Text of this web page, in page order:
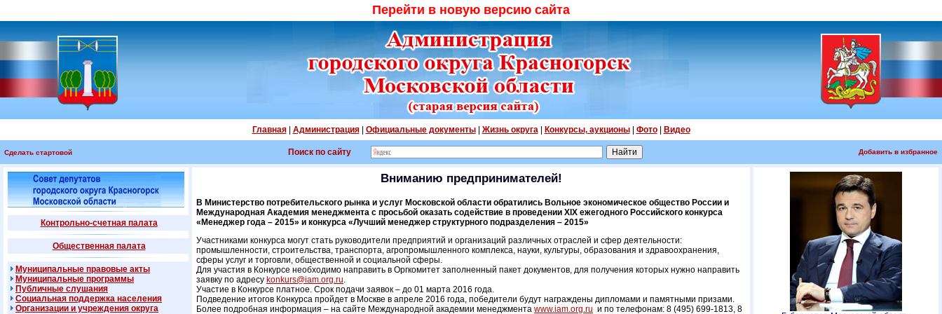
Перейти в новую версию сайта
Главная| Администрация| Официальные документы| Жизнь округа| Конкурсы, аукционы| Фото| Видео
Сделать стартовой Поиск по сайту Добавить в избранное
Контрольно-счетная палата
Общественная палата
Муниципальные правовые акты
Муниципальные программы
Публичные слушания
Социальная поддержка населения
Организации и учреждения округа
Вниманию предпринимателей!
В Министерство потребительского рынка и услуг Московской области обратились Вольное экономическое общество России и
Международная Академия менеджмента с просьбой оказать содействие в проведении XIX ежегодного Российского конкурса
«Менеджер года – 2015» и конкурса «Лучший менеджер структурного подразделения – 2015»
Участниками конкурса могут стать руководители предприятий и организаций различных отраслей и сфер деятельности:
промышленности, строительства, транспорта, агропромышленного комплекса, науки, культуры, образования и здравоохранения,
сферы услуг и торговли, общественной и социальной сферы.
Для участия в Конкурсе необходимо направить в Оргкомитет заполненный пакет документов, для получения которых нужно направить
заявку по адресу konkurs@iam.org.ru.
Участие в Конкурсе платное. Срок подачи заявок – до 01 марта 2016 года.
Подведение итогов Конкурса пройдет в Москве в апреле 2016 года, победители будут награждены дипломами и памятными призами.
Более подробная информация – на сайте Международной академии менеджмента www.iam.org.ru и по телефонам: 8 (495) 699-1813, 8